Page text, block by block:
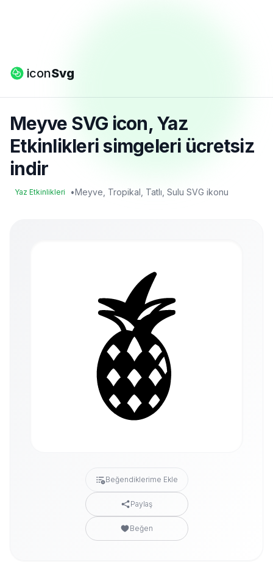
iconSvg
Meyve SVG icon, Yaz
Etkinlikleri simgeleri ücretsiz
indir
Yaz Etkinlikleri •Meyve, Tropikal, Tatlı, Sulu SVG ikonu
Beğendiklerime Ekle
Paylaş
Beğen